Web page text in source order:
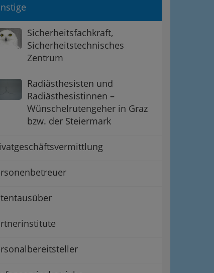
Sicherheitsfachkraft,
Sicherheitstechnisches
Zentrum
Radiästhesisten und
Radiästhesistinnen –
Wünschelrutengeher in Graz
bzw. der Steiermark